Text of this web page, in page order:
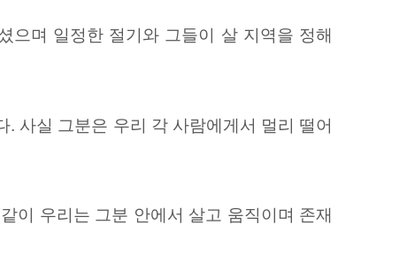
으며 일정한 절기와 그들이 살 지역을 정해
사실 그분은 우리 각 사람에게서 멀리 떨어
이 우리는 그분 안에서 살고 움직이며 존재